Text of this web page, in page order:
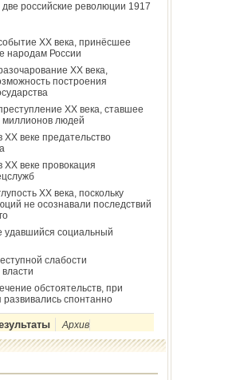
две российские революции 1917
ХХ века, принёсшее
народам России
ХХ века,
построения
ХХ века, ставшее
миллионов людей
ХХ веке предательство
ХХ веке провокация
ХХ века, поскольку
не осознавали последствий
удавшийся социальный
слабости
обстоятельств, при
спонтанно
Архив